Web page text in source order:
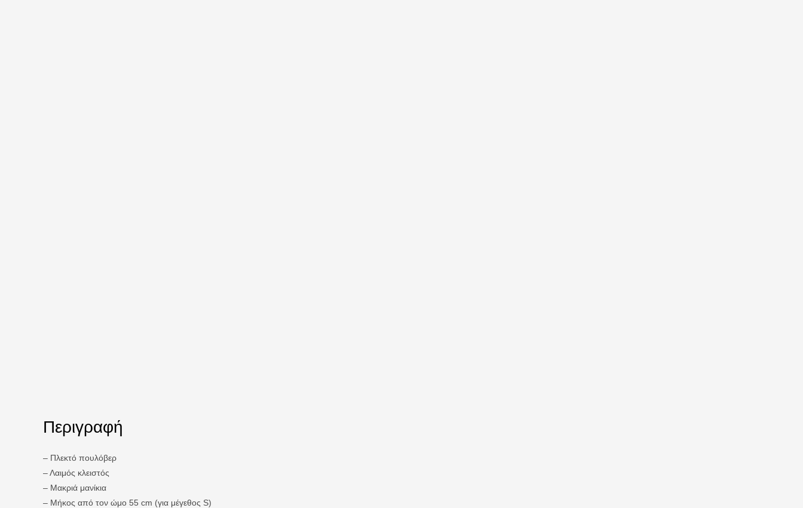
Περιγραφή
– Πλεκτό πουλόβερ
– Λαιμός κλειστός
– Μακριά μανίκια
– Μήκος από τον ώμο 55 cm (για μέγεθος S)